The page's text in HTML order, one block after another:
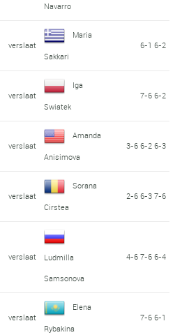
Navarro
verslaat
Maria
Sakkari
6-1 6-2
verslaat
Iga
Swiatek
7-6 6-2
verslaat
Amanda
Anisimova
3-6 6-2 6-3
verslaat
Sorana
Cirstea
2-6 6-3 7-6
verslaat
Ludmilla
Samsonova
4-6 7-6 6-4
verslaat
Elena
Rybakina
7-6 6-1